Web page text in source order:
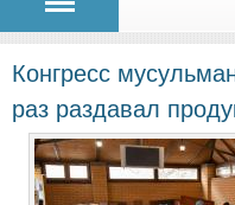
Конгресс
раз раздавал